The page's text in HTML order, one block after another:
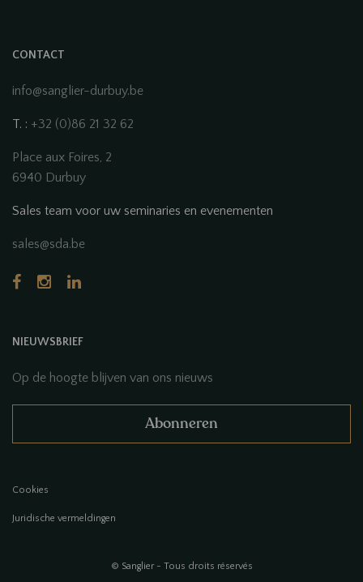
CONTACT
info@sanglier-durbuy.be
T. : +32 (0)86 21 32 62
Place aux Foires, 2
6940 Durbuy
Sales team voor uw seminaries en evenementen
sales@sda.be
NIEUWSBRIEF
Op de hoogte blijven van ons nieuws
Abonneren
© Sanglier - Tous droits réservés
Cookies
Juridische vermeldingen